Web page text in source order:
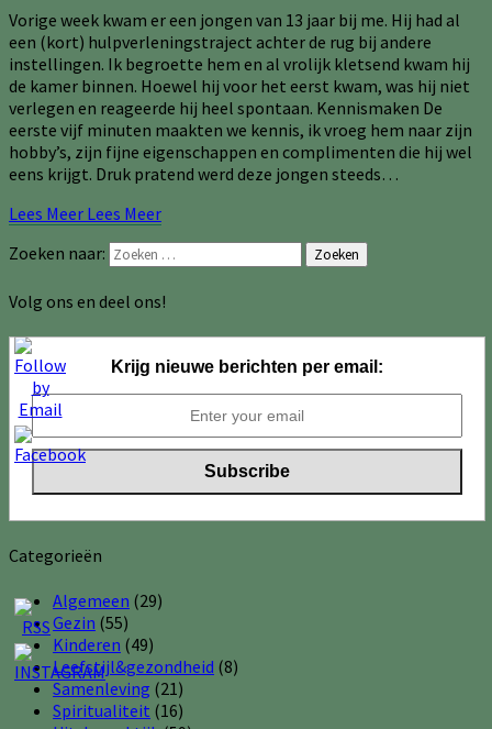
Vorige week kwam er een jongen van 13 jaar bij me. Hij had al
een (kort) hulpverleningstraject achter de rug bij andere
instellingen. Ik begroette hem en al vrolijk kletsend kwam hij
de kamer binnen. Hoewel hij voor het eerst kwam, was hij niet
verlegen en reageerde hij heel spontaan. Kennismaken De
eerste vijf minuten maakten we kennis, ik vroeg hem naar zijn
hobby’s, zijn fijne eigenschappen en complimenten die hij wel
eens krijgt. Druk pratend werd deze jongen steeds…
Lees Meer Lees Meer
Zoeken naar:
Zoeken
Volg ons en deel ons!
Krijg nieuwe berichten per email:
Categorieën
Algemeen (29)
Gezin (55)
Kinderen (49)
Leefstijl&gezondheid (8)
Samenleving (21)
Spiritualiteit (16)